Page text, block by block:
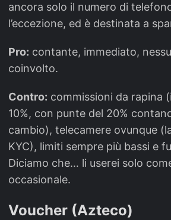
ancora solo il numero di
l’eccezione, ed è destinata a
Pro: contante, immediato,
coinvolto.
Contro: commissioni da rapina
10%, con punte del 20%
cambio), telecamere ovunque
KYC), limiti sempre più bassi e
Diciamo che… li userei solo
occasionale.
Voucher (Azteco)